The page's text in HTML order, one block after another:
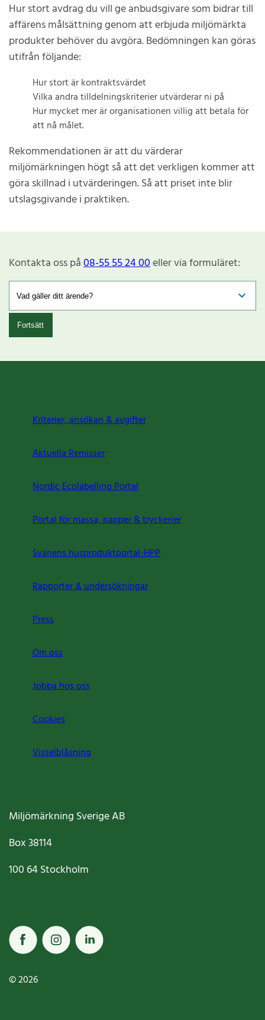
Hur stort avdrag du vill ge anbudsgivare som bidrar till
affärens målsättning genom att erbjuda miljömärkta
produkter behöver du avgöra. Bedömningen kan göras
utifrån följande:
Hur stort är kontraktsvärdet
Vilka andra tilldelningskriterier utvärderar ni på
Hur mycket mer är organisationen villig att betala för
att nå målet.
Rekommendationen är att du värderar
miljömärkningen högt så att det verkligen kommer att
göra skillnad i utvärderingen. Så att priset inte blir
utslagsgivande i praktiken.
Kontakta oss på08-55 55 24 00eller via formuläret:
Fortsätt
Kriterier, ansökan & avgifter
Aktuella Remisser
Nordic Ecolabelling Portal
Portal för massa, papper & tryckerier
Svanens husproduktportal-HPP
Rapporter & undersökningar
Press
Om oss
Jobba hos oss
Cookies
Visselblåsning
Miljömärkning Sverige AB
Box38114
100 64Stockholm
© 2026